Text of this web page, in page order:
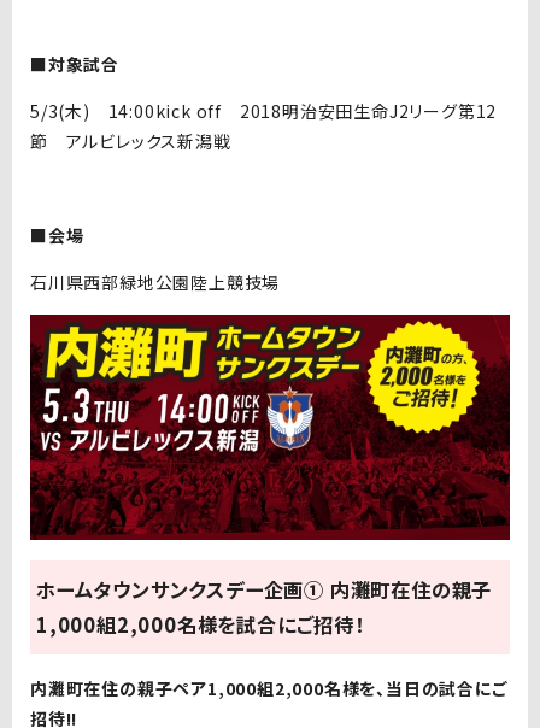
■対象試合
5/3(木) 14:00kick off 2018明治安田生命J2リーグ第12
節 アルビレックス新潟戦
■会場
石川県西部緑地公園陸上競技場
ホームタウンサンクスデー企画① 内灘町在住の親子
1,000組2,000名様を試合にご招待！
内灘町在住の親子ペア1,000組2,000名様を、当日の試合にご
招待!!